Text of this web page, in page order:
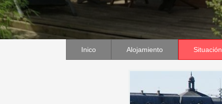
Inico Alojamiento Situación